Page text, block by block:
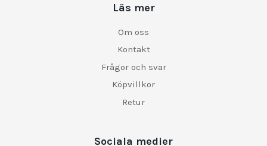
Läs mer
Om oss
Kontakt
Frågor och svar
Köpvillkor
Retur
Sociala medier